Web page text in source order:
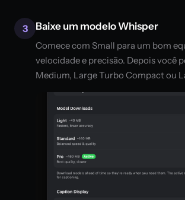
3 Baixe um modelo Whisper
Comece com Small para um bom
velocidade e precisão. Depois você
Medium, Large Turbo Compact ou